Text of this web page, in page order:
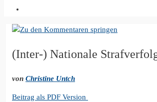
(Inter-) Nationale
von Christine Untch
Beitrag als PDF Version